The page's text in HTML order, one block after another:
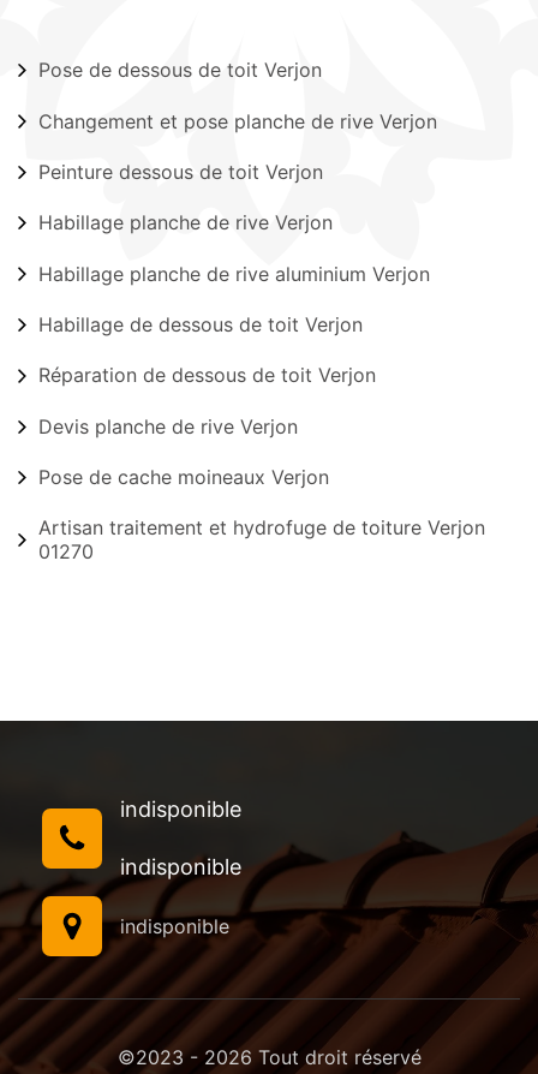
Pose de dessous de toit Verjon
Changement et pose planche de rive Verjon
Peinture dessous de toit Verjon
Habillage planche de rive Verjon
Habillage planche de rive aluminium Verjon
Habillage de dessous de toit Verjon
Réparation de dessous de toit Verjon
Devis planche de rive Verjon
Pose de cache moineaux Verjon
Artisan traitement et hydrofuge de toiture Verjon
01270
indisponible
indisponible
indisponible
©2023 - 2026 Tout droit réservé